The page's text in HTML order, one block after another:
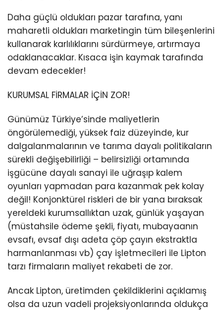
Daha güçlü oldukları pazar tarafına, yanı
maharetli oldukları marketingin tüm bileşenlerini
kullanarak karlılıklarını sürdürmeye, artırmaya
odaklanacaklar. Kısaca işin kaymak tarafında
devam edecekler!
KURUMSAL FİRMALAR İÇİN ZOR!
Günümüz Türkiye’sinde maliyetlerin
öngörülemediği, yüksek faiz düzeyinde, kur
dalgalanmalarının ve tarıma dayalı politikaların
sürekli değişebilirliği – belirsizliği ortamında
işgücüne dayalı sanayi ile uğraşıp kalem
oyunları yapmadan para kazanmak pek kolay
değil! Konjonktürel riskleri de bir yana bıraksak
yereldeki kurumsallıktan uzak, günlük yaşayan
(müstahsile ödeme şekli, fiyatı, mubayaanın
evsafı, evsaf dışı adeta çöp çayın ekstraktla
harmanlanması vb) çay işletmecileri ile Lipton
tarzı firmaların maliyet rekabeti de zor.
Ancak Lipton, üretimden çekildiklerini açıklamış
olsa da uzun vadeli projeksiyonlarında oldukça